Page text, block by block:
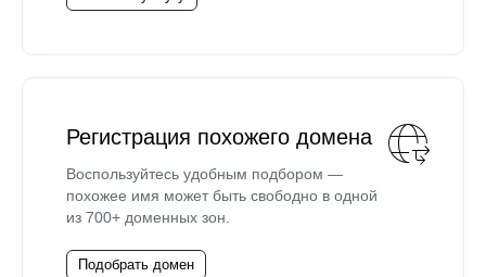
Регистрация похожего домена
Воспользуйтесь удобным подбором —
похожее имя может быть свободно в одной
из 700+ доменных зон.
Подобрать домен